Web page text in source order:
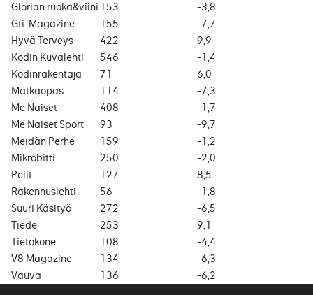
Glorian ruoka&viini 153
-3,8
Gti-Magazine
155
-7,7
Hyvä Terveys
422
9,9
Kodin Kuvalehti
546
-1,4
Kodinrakentaja
71
6,0
Matkaopas
114
-7,3
Me Naiset
408
-1,7
Me Naiset Sport
93
-9,7
Meidän Perhe
159
-1,2
Mikrobitti
250
-2,0
Pelit
127
8,5
Rakennuslehti
56
-1,8
Suuri Käsityö
272
-6,5
Tiede
253
9,1
Tietokone
108
-4,4
V8 Magazine
134
-6,3
Vauva
136 -6,2